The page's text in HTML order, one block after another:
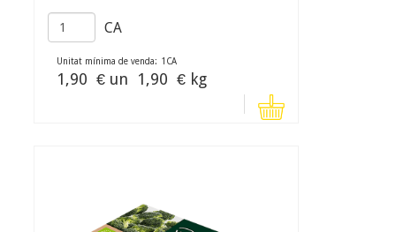
CA
Unitat mínima de venda: 1 CA
1,90 € un 1,90 € kg